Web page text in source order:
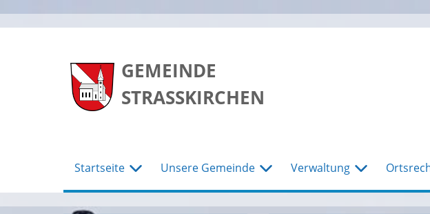
GEMEINDE
STRASSKIRCHEN
Startseite Unsere Gemeinde Verwaltung